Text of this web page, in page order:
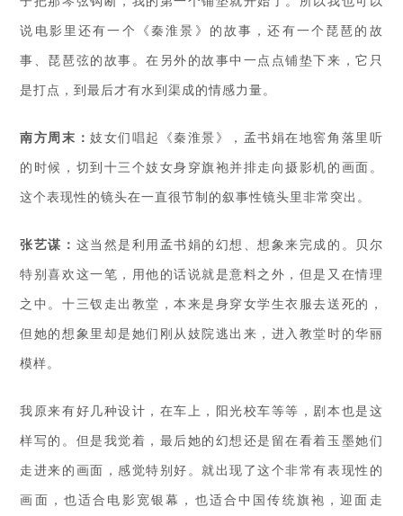
说电影里还有一个《秦淮景》的故事，还有一个琵琶的故
事、琵琶弦的故事。在另外的故事中一点点铺垫下来，它只
是打点，到最后才有水到渠成的情感力量。
南方周末：妓女们唱起《秦淮景》，孟书娟在地窖角落里听
的时候，切到十三个妓女身穿旗袍并排走向摄影机的画面。
这个表现性的镜头在一直很节制的叙事性镜头里非常突出。
张艺谋： 这当然是利用孟书娟的幻想、想象来完成的。贝尔
特别喜欢这一笔，用他的话说就是意料之外，但是又在情理
之中。十三钗走出教堂，本来是身穿女学生衣服去送死的，
但她的想象里却是她们刚从妓院逃出来，进入教堂时的华丽
模样。
我原来有好几种设计，在车上，阳光校车等等，剧本也是这
样写的。但是我觉着，最后她的幻想还是留在看着玉墨她们
走进来的画面，感觉特别好。就出现了这个非常有表现性的
画面，也适合电影宽银幕，也适合中国传统旗袍，迎面走